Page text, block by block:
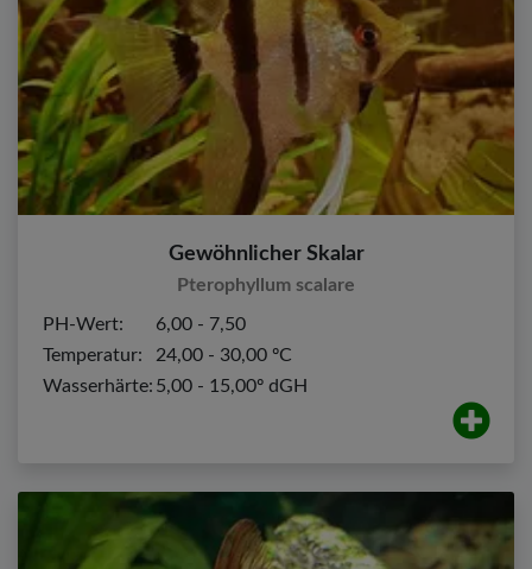
Gewöhnlicher Skalar
Pterophyllum scalare
PH-Wert:
6,00 - 7,50
Temperatur:
24,00 - 30,00 ºC
Wasserhärte: 5,00 - 15,00º dGH